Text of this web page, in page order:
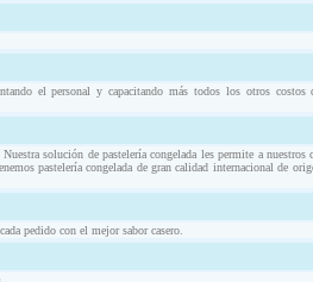
el personal y capacitando más todos los otros
solución de pastelería congelada les permite a
pastelería congelada de gran calidad internacional de
pedido con el mejor sabor casero.